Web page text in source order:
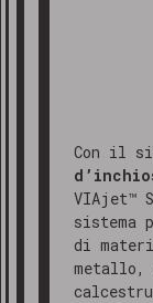
Con il
VIAjet™
sistema
di
metallo,